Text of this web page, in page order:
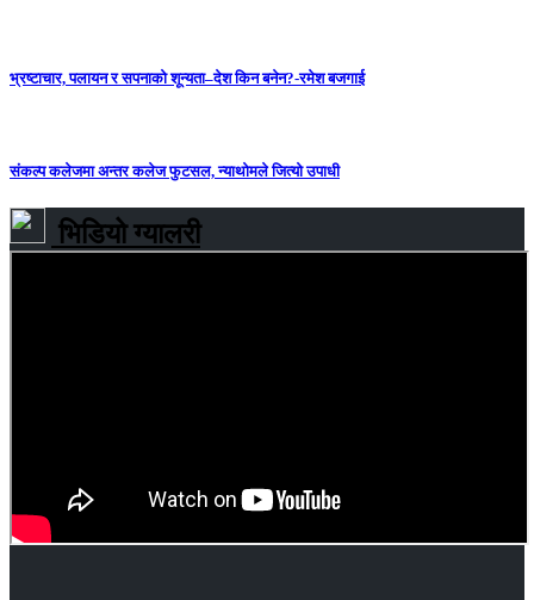
भ्रष्टाचार, पलायन र सपनाको शून्यता–देश किन बनेन?-रमेश बजगाई
संकल्प कलेजमा अन्तर कलेज फुटसल, न्याथोमले जित्यो उपाधी
भिडियो ग्यालरी